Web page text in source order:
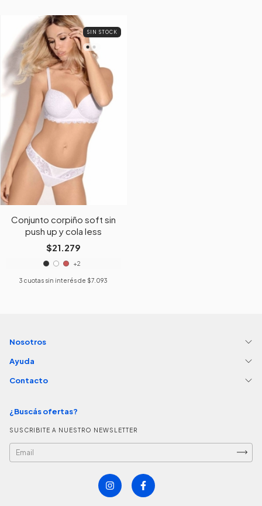
SIN STOCK
Conjunto corpiño soft sin
push up y cola less
$21.279
+2
3 cuotas sin interés de $7.093
Nosotros
Ayuda
Contacto
¿Buscás ofertas?
SUSCRIBITE A NUESTRO NEWSLETTER